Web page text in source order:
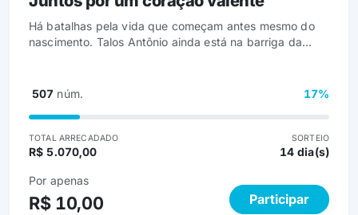
Há batalhas pela vida que começam antes mesmo do
nascimento. Talos Antônio ainda está na barriga da
de atendimento especializado, medicações e cirurgias
família também precisará arcar com viagens,
hospedagem, exames, consultas e toda a estrutura
necessária para que Talos possa iniciar seu tratamento
solidária. No primeiro sorteio teremos 3 prêmios: 1º
Ensaio Fotográfico - 10 a 30 fotos - com Mari da
507 núm. 17%
TOTAL ARRECADADO
R$ 5.070,00
SORTEIO
14 dia(s)
Por apenas
R$ 10,00 Participar